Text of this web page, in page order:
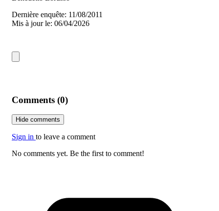
Dernière enquête: 11/08/2011
Mis à jour le: 06/04/2026
Comments (0)
Hide comments
Sign in to leave a comment
No comments yet. Be the first to comment!